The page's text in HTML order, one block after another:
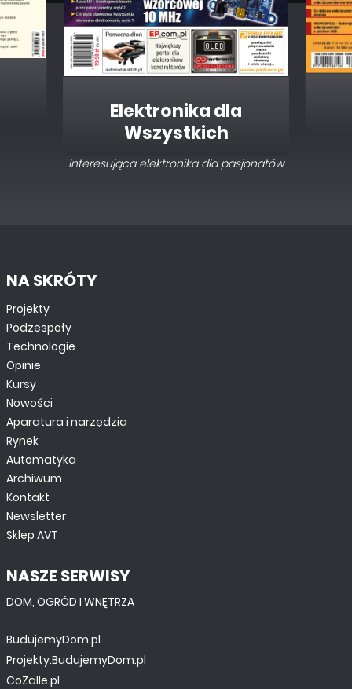
Elektronika dla
Wszystkich
Interesująca elektronika dla pasjonatów
NA SKRÓTY
Projekty
Podzespoły
Technologie
Opinie
Kursy
Nowości
Aparatura i narzędzia
Rynek
Automatyka
Archiwum
Kontakt
Newsletter
Sklep AVT
NASZE SERWISY
DOM, OGRÓD I WNĘTRZA
BudujemyDom.pl
Projekty.BudujemyDom.pl
CoZaIle.pl